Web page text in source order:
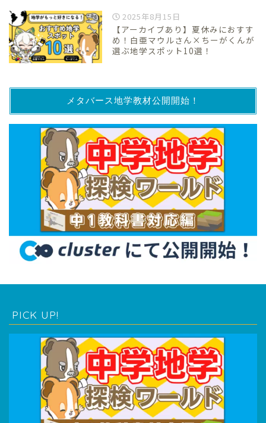
2025年8月15日
【アーカイブあり】夏休みにおすす
め！白亜マウルさん×ちーがくんが
選ぶ地学スポット10選！
メタバース地学教材公開開始！
PICK UP!